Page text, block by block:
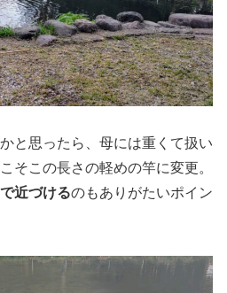
と思ったら、母には重くて扱い
そこの長さの軽めの竿に変更。
近づけるのもありがたいポイン